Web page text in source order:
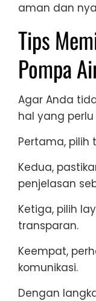
aman dan
Tips
Pompa
Agar Anda
hal yang
Pertama, pilih
Kedua,
penjelasan
Ketiga, pilih
transparan.
Keempat,
komunikasi.
Dengan